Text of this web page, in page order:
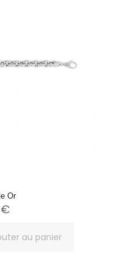
Or
€
au panier